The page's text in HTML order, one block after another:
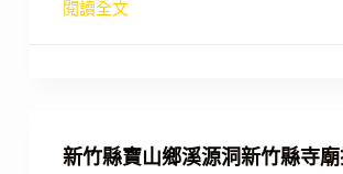
閱讀全文
新竹縣寶山鄉溪源洞新竹縣寺